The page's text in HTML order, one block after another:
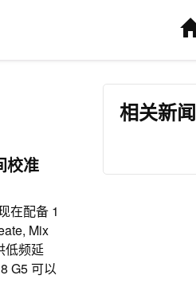
校准
在配备 1
Mix
低频延
G5 可以
相关新闻